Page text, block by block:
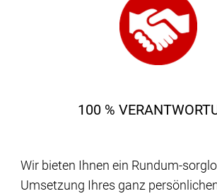
100 %
Wir bieten Ihnen ein Rundum-
Umsetzung Ihres ganz